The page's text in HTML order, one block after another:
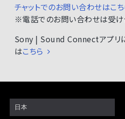
チャットでのお問い合わせはこ
※電話でのお問い合わせは受け
Sony | Sound Connectアプリ
はこちら
日本